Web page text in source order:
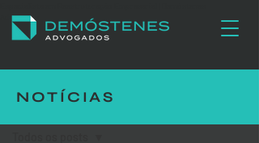
Advogados
PostNOTÍCIAS